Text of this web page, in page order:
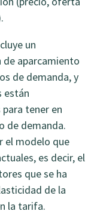
un
aparcamiento
de demanda, y
están
tener en
de demanda.
el modelo que
es decir, el
que se ha
de la
la tarifa.